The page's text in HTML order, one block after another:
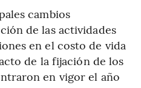
cambios
de las actividades
en el costo de vida
de la fijación de los
en vigor el año